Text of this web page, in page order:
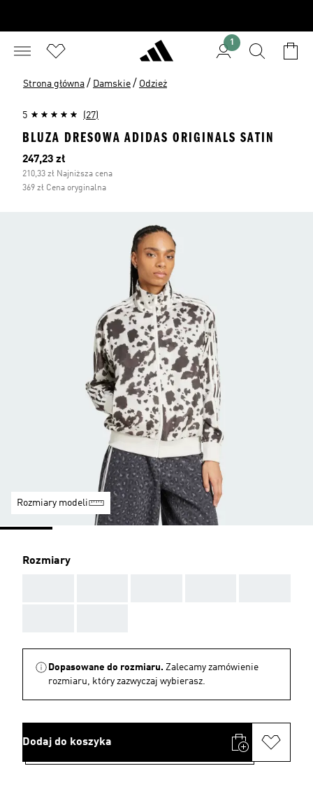
1
Strona główna / Damskie / Odzież
5 (27)
BLUZA DRESOWA ADIDAS ORIGINALS SATIN
Bieżąca cena
247,23 zł
210,33 zł Najniższa cena
369 zł Cena oryginalna
Rozmiary modeli
Rozmiary
Dopasowane do rozmiaru. Zalecamy zamówienie
rozmiaru, który zazwyczaj wybierasz.
Dodaj do koszyka